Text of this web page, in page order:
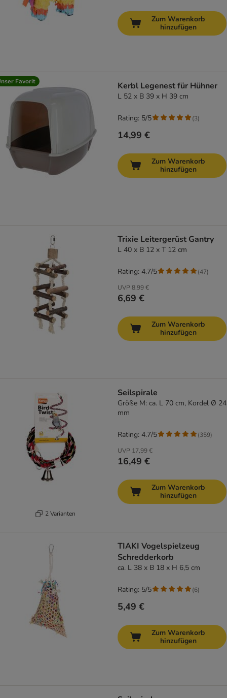
Zum Warenkorb
hinzufügen
Favorit Kerbl Legenest für Hühner
L 52 x B 39 x H 39 cm
14,99 €
Rating: 5/5 (3)
Zum Warenkorb
hinzufügen
Trixie Leitergerüst Gantry
L 40 x B 12 x T 12 cm
UVP 8,99 €
6,69 €
Rating: 4.7/5 (47)
Zum Warenkorb
hinzufügen
2 Varianten
Seilspirale
Größe M: ca. L 70 cm, Kordel Ø 24
mm
UVP 17,99 €
16,49 €
Rating: 4.7/5 (359)
Zum Warenkorb
hinzufügen
TIAKI Vogelspielzeug
Schredderkorb
ca. L 38 x B 18 x H 6,5 cm
5,49 €
Rating: 5/5 (6)
Zum Warenkorb
hinzufügen